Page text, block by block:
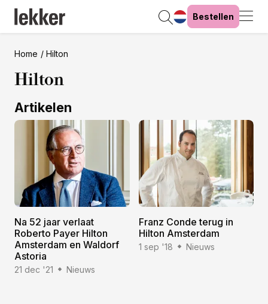
Bestellen
Home Hilton
Hilton
Artikelen
Na 52 jaar verlaat
Roberto Payer Hilton
Amsterdam en Waldorf
Astoria
21 dec '21 Nieuws
Franz Conde terug in
Hilton Amsterdam
1 sep '18 Nieuws